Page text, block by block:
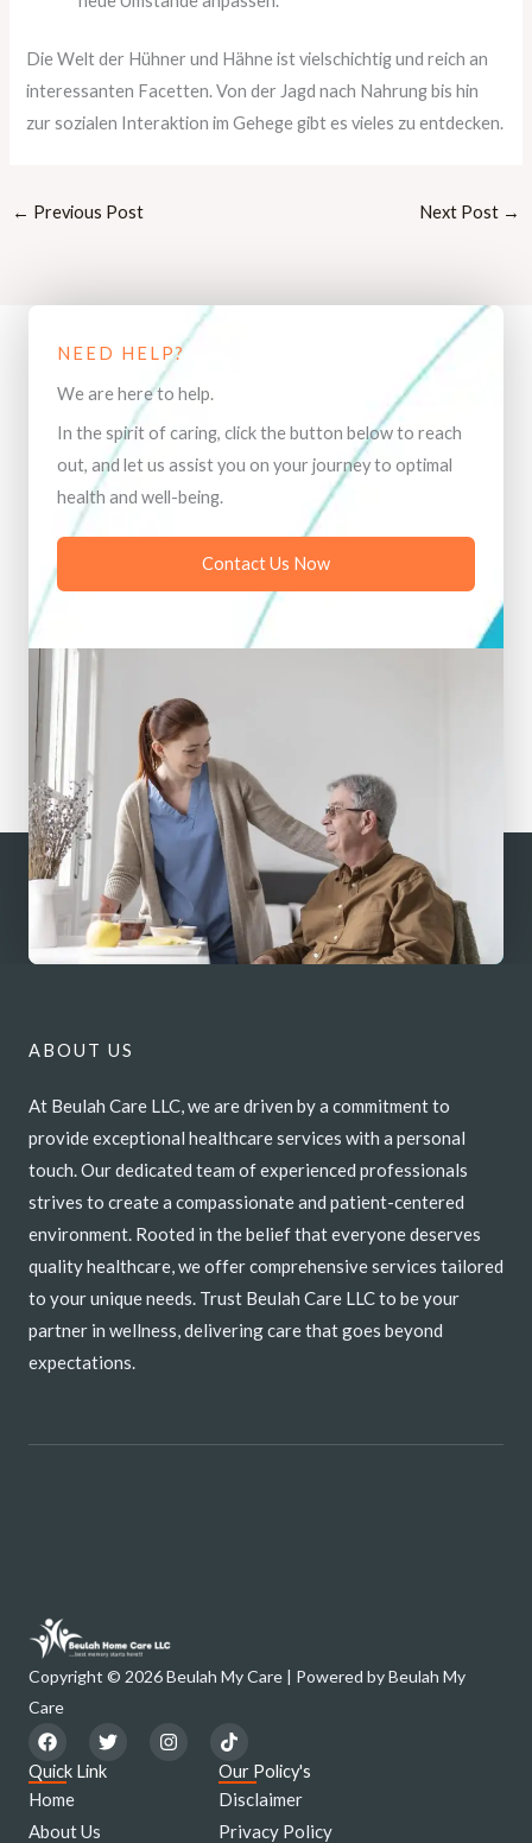
Die Welt der Hühner und Hähne ist vielschichtig und reich an
interessanten Facetten. Von der Jagd nach Nahrung bis hin
zur sozialen Interaktion im Gehege gibt es vieles zu entdecken.
← Previous Post Next Post →
NEED HELP?
We are here to help.
In the spirit of caring, click the button below to reach
out, and let us assist you on your journey to optimal
health and well-being.
Contact Us Now
ABOUT US
At Beulah Care LLC, we are driven by a commitment to
provide exceptional healthcare services with a personal
touch. Our dedicated team of experienced professionals
strives to create a compassionate and patient-centered
environment. Rooted in the belief that everyone deserves
quality healthcare, we offer comprehensive services tailored
to your unique needs. Trust Beulah Care LLC to be your
partner in wellness, delivering care that goes beyond
expectations.
Copyright © 2026 Beulah My Care | Powered by Beulah My
Care
F
a
c
e
b
o
T
w
i
I
n
T
i
k
t
o
k
Quick Link
Home
About Us
Our Policy's
Disclaimer
Privacy Policy